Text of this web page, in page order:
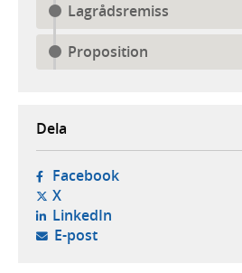
Lagrådsremiss
Proposition
Dela
Facebook- öppnas i ny flik,
X- öppnas i ny flik, extern
LinkedIn- öppnas i ny flik,
E-post- öppnar din e-